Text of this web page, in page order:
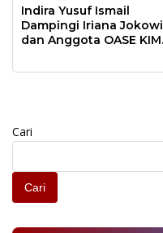
Indira Yusuf Ismail
Dampingi Iriana Jokowi
dan Anggota OASE KIM
di Makassar
Cari
Cari